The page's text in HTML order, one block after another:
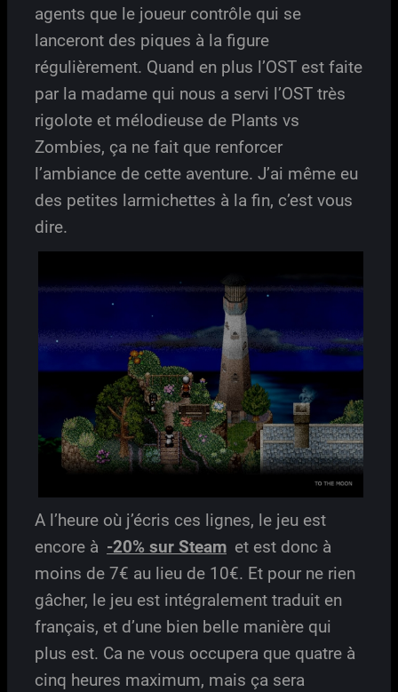
agents que le joueur contrôle qui se
lanceront des piques à la figure
régulièrement. Quand en plus l’OST est faite
par la madame qui nous a servi l’OST très
rigolote et mélodieuse de Plants vs
Zombies, ça ne fait que renforcer
l’ambiance de cette aventure. J’ai même eu
des petites larmichettes à la fin, c’est vous
dire.
A l’heure où j’écris ces lignes, le jeu est
encore à -20% sur Steam et est donc à
moins de 7€ au lieu de 10€. Et pour ne rien
gâcher, le jeu est intégralement traduit en
français, et d’une bien belle manière qui
plus est. Ca ne vous occupera que quatre à
cinq heures maximum, mais ça sera